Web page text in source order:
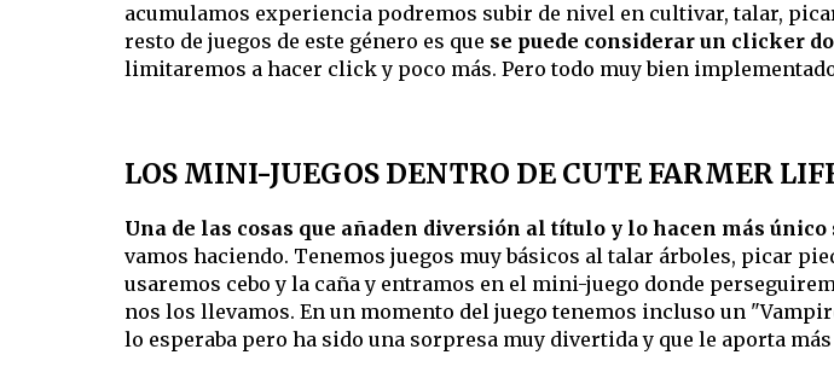
acumulamos experiencia podremos subir de nivel en cultivar, talar,
resto de juegos de este género es que se puede considerar un clicker
limitaremos a hacer click y poco más. Pero todo muy bien
LOS MINI-JUEGOS DENTRO DE CUTE FARMER
Una de las cosas que añaden diversión al título y lo hacen más
vamos haciendo. Tenemos juegos muy básicos al talar árboles, picar
usaremos cebo y la caña y entramos en el mini-juego donde
nos los llevamos. En un momento del juego tenemos incluso un
lo esperaba pero ha sido una sorpresa muy divertida y que le aporta